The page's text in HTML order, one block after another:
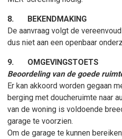
8.
BEKENDMAKING
De aanvraag volgt de
dus niet aan een openbaar
9.
OMGEVINGSTOETS
Beoordeling van de goede
Er kan akkoord worden gegaan
berging met doucheruimte naar
van de woning is voldoende
garage te voorzien.
Om de garage te kunnen